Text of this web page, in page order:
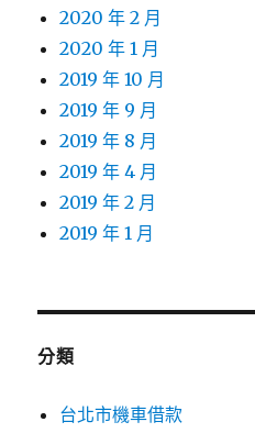
2020 年 2 月
2020 年 1 月
2019 年 10 月
2019 年 9 月
2019 年 8 月
2019 年 4 月
2019 年 2 月
2019 年 1 月
分類
台北市機車借款